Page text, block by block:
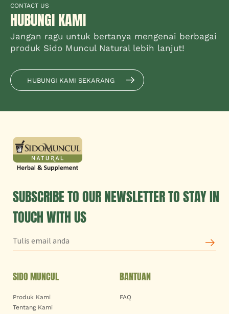
CONTACT US
HUBUNGI KAMI
Jangan ragu untuk bertanya mengenai berbagai
produk Sido Muncul Natural lebih lanjut!
HUBUNGI KAMI SEKARANG
SUBSCRIBE TO OUR NEWSLETTER TO STAY IN
TOUCH WITH US
SIDO MUNCUL
Produk Kami
Tentang Kami
BANTUAN
FAQ